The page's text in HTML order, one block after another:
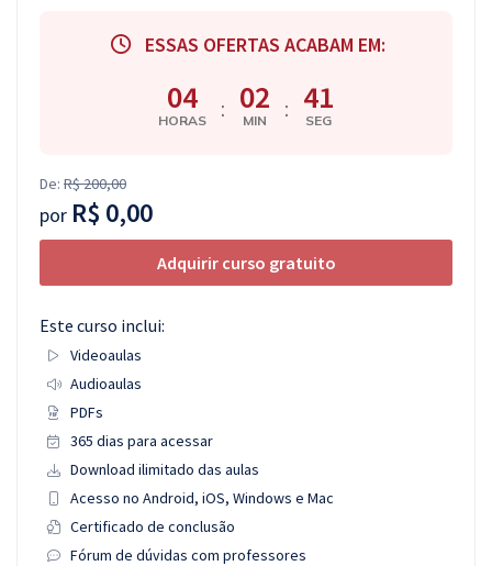
Questões grátis
Conteúdo gratuito
Aprovados
Atendimento
ESSAS OFERTAS ACABAM EM:
04
HORAS : 02
MIN : 41
SEG
De: R$ 200,00
por R$ 0,00
Adquirir curso gratuito
Este curso inclui:
Videoaulas
Audioaulas
PDFs
365 dias para acessar
Download ilimitado das aulas
Acesso no Android, iOS, Windows e Mac
Certificado de conclusão
Fórum de dúvidas com professores